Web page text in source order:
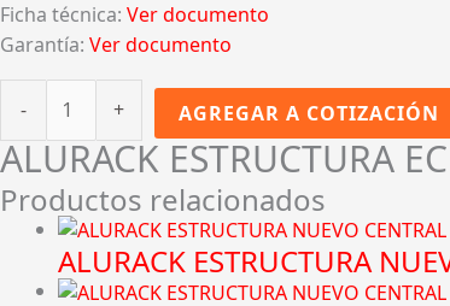
Ficha técnica: Ver documento
Garantía: Ver documento
-
cantidad
+ AGREGAR A COTIZACIÓN
ALURACK ESTRUCTURA
Productos relacionados
ALURACK ESTRUCTURA